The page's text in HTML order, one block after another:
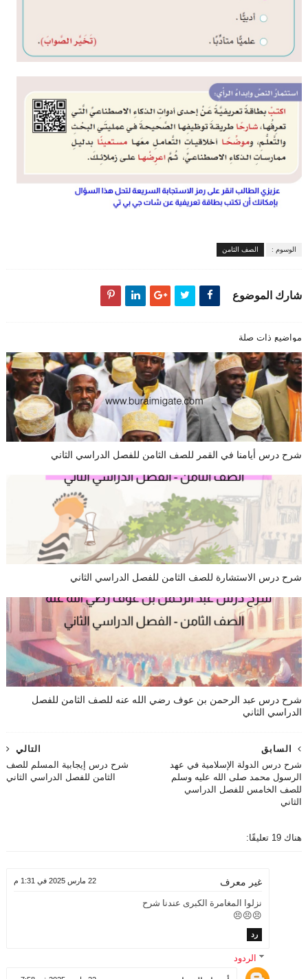
الوسوم : الصف الثامن
شارك الموضوع
مواضيع ذات صلة
شرح درس أيامنا في القمر للصف الثامن للفصل الدراسي الثاني
شرح درس الاستشارة للصف الثامن للفصل الدراسي الثاني
شرح درس عبد الرحمن بن عوف رضي الله عنه للصف الثامن للفصل
الدراسي الثاني
التالي
شرح درس إيجابية المسلم للصف
الثامن للفصل الدراسي الثاني
السابق
شرح درس الدولة الإسلامية في عهد
الرسول محمد صلى الله عليه وسلم
للصف الخامس للفصل الدراسي
الثاني
هناك 19 تعليقًا:
غير معرف 22 مارس 2025 في 1:31 م
نزلوا المغامرة الكبرى عندنا شرح
😣😣😣
رد
الردود